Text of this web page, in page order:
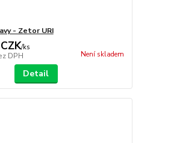
- Zetor URI
/ks
DPH Není skladem
Detail